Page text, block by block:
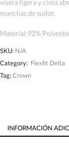
visera ligera y cinta
manchas de sudor.
Material:92%
SKU: N/A
Category: Flexfit Delta
Tag:Crown
INFORMACIÓN